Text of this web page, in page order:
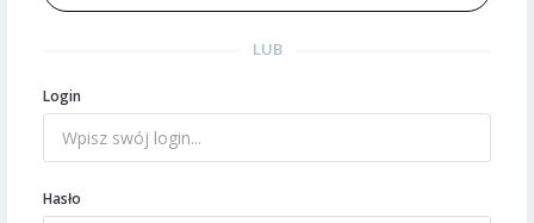
LUB
Login
Hasło